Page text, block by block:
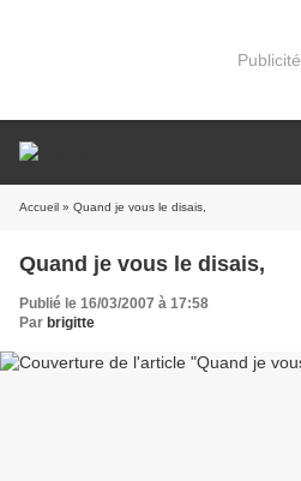
Publicité
Accueil » Quand je vous le disais,
Quand je vous le disais,
Publié le 16/03/2007 à 17:58
Par brigitte